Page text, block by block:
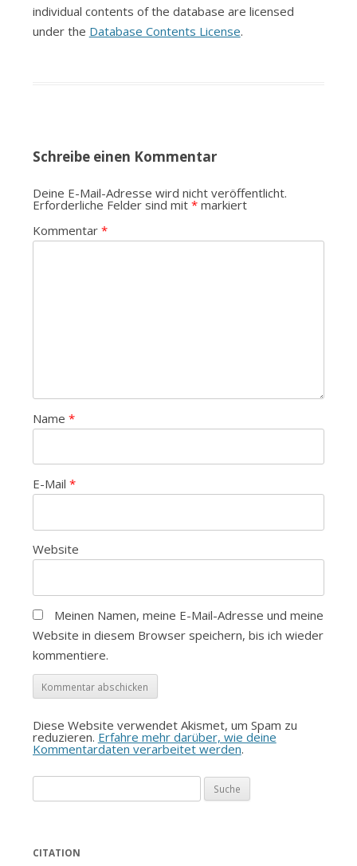
individual contents of the database are licensed
under the Database Contents License.
Schreibe einen Kommentar
Deine E-Mail-Adresse wird nicht veröffentlicht.
Erforderliche Felder sind mit *markiert
Kommentar *
Name *
E-Mail *
Website
Meinen Namen, meine E-Mail-Adresse und meine
Website in diesem Browser speichern, bis ich wieder
kommentiere.
Diese Website verwendet Akismet, um Spam zu
reduzieren. Erfahre mehr darüber, wie deine
Kommentardaten verarbeitet werden.
nach:
CITATION